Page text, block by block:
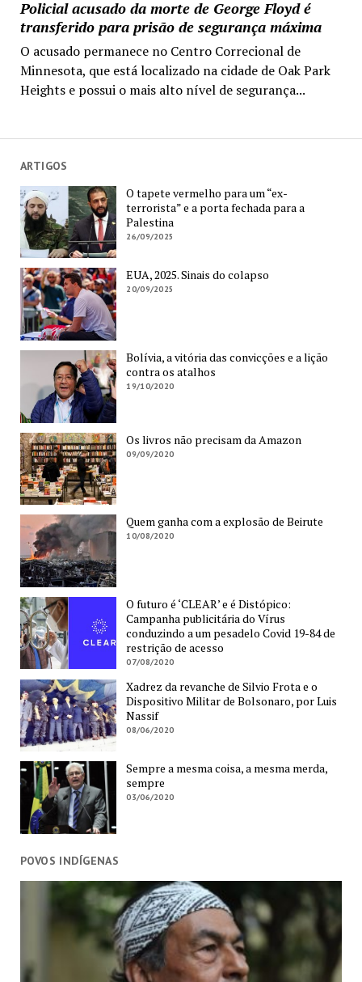
Policial acusado da morte de George Floyd é
transferido para prisão de segurança máxima
O acusado permanece no Centro Correcional de
Minnesota, que está localizado na cidade de Oak Park
Heights e possui o mais alto nível de segurança...
ARTIGOS
O tapete vermelho para um “ex-
terrorista” e a porta fechada para a
Palestina
26/09/2025
EUA, 2025. Sinais do colapso
20/09/2025
Bolívia, a vitória das convicções e a lição
contra os atalhos
19/10/2020
Os livros não precisam da Amazon
09/09/2020
Quem ganha com a explosão de Beirute
10/08/2020
O futuro é ‘CLEAR’ e é Distópico:
Campanha publicitária do Vírus
conduzindo a um pesadelo Covid 19-84 de
restrição de acesso
07/08/2020
Xadrez da revanche de Silvio Frota e o
Dispositivo Militar de Bolsonaro, por Luis
Nassif
08/06/2020
Sempre a mesma coisa, a mesma merda,
sempre
03/06/2020
POVOS INDÍGENAS